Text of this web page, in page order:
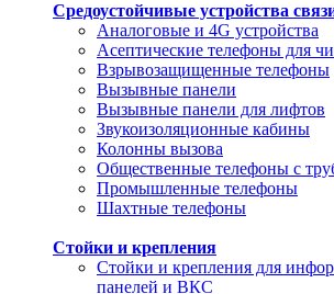
Средоустойчивые устройства
Аналоговые и 4G устройства
Асептические телефоны для
Взрывозащищенные телефоны
Вызывные панели
Вызывные панели для лифтов
Звукоизоляционные кабины
Колонны вызова
Общественные телефоны с
Промышленные телефоны
Шахтные телефоны
Стойки и крепления
Стойки и крепления для
панелей и ВКС